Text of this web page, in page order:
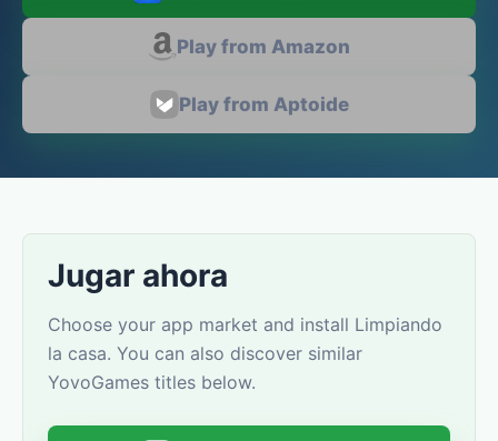
Play from Amazon
Play from Aptoide
Jugar ahora
Choose your app market and install Limpiando
la casa. You can also discover similar
YovoGames titles below.